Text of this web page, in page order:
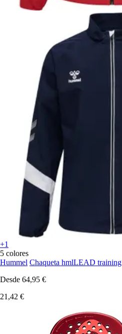
+1
5 colores
Hummel Chaqueta hmlLEAD training
Desde 64,95 €
21,42 €